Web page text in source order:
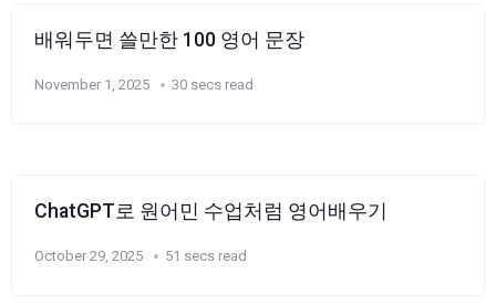
배워두면 쓸만한 100 영어 문장
November 1, 2025 30 secs read
ChatGPT로 원어민 수업처럼 영어배우기
October 29, 2025 51 secs read